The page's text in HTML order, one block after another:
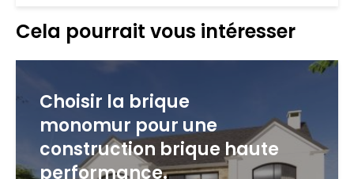
Cela pourrait vous intéresser
Choisir la brique
monomur pour une
construction brique haute
performance.